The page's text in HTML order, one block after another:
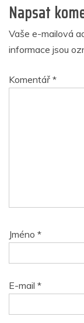
Napsat
Vaše e-mailová
informace jsou
Komentář *
Jméno *
E-mail *